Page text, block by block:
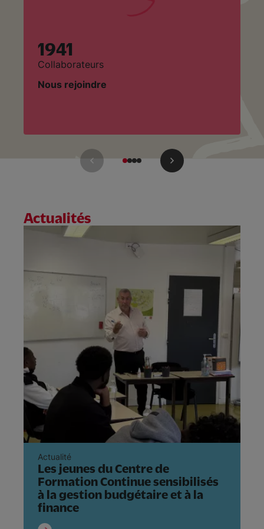
1941
Collaborateurs
Nous rejoindre
Actualités
Actualité
Les jeunes du Centre de
Formation Continue sensibilisés
à la gestion budgétaire et à la
finance